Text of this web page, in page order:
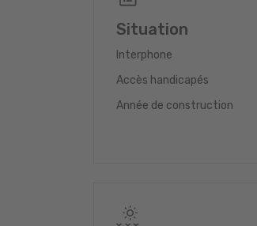
Situation
Interphone
Accès handicapés
Année de construction